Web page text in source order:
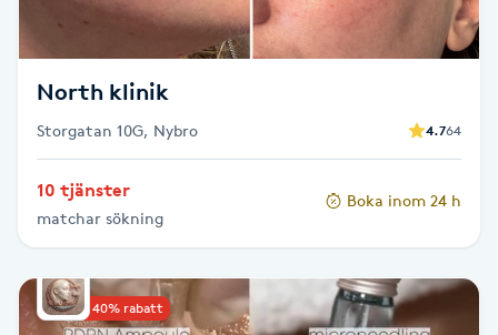
Hälsa
Hälsprickor
Idrottsmassage
IPL
IPL hårborttagning
North klinik
Storgatan 10G, Nybro 4.764
10 tjänster
matchar sökning
Boka inom 24 h
Upp till 40% rabatt